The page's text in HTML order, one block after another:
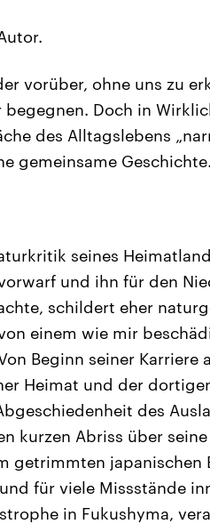
vorüber, ohne uns zu
Doch in
des Alltagslebens
gemeinsame
seines
und ihn für den
schildert eher
einem wie mir
Beginn seiner Karriere
Heimat und der
des
kurzen Abriss über
getrimmten japanischen
für viele Missstände
in Fukushyma,